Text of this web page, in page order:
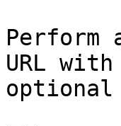
Perform
URL
optional